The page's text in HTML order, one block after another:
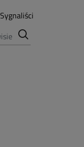
Sygnaliści